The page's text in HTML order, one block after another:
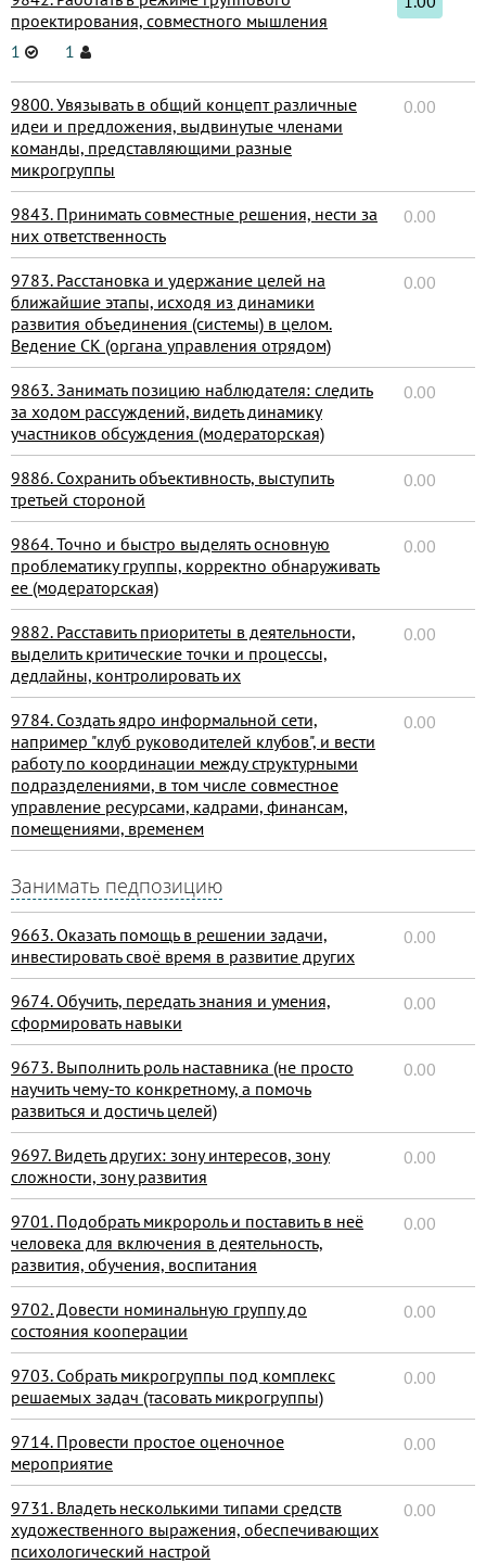
проектирования, совместного мышления
1
1
9800. Увязывать в общий концепт различные
идеи и предложения, выдвинутые членами
команды, представляющими разные
микрогруппы
0.00
9843. Принимать совместные решения, нести за
них ответственность
0.00
9783. Расстановка и удержание целей на
ближайшие этапы, исходя из динамики
развития объединения (системы) в целом.
Ведение СК (органа управления отрядом)
0.00
9863. Занимать позицию наблюдателя: следить
за ходом рассуждений, видеть динамику
участников обсуждения (модераторская)
0.00
9886. Сохранить объективность, выступить
третьей стороной
0.00
9864. Точно и быстро выделять основную
проблематику группы, корректно обнаруживать
ее (модераторская)
0.00
9882. Расставить приоритеты в деятельности,
выделить критические точки и процессы,
дедлайны, контролировать их
0.00
9784. Создать ядро информальной сети,
например "клуб руководителей клубов", и вести
работу по координации между структурными
подразделениями, в том числе совместное
управление ресурсами, кадрами, финансам,
помещениями, временем
0.00
Занимать педпозицию
9663. Оказать помощь в решении задачи,
инвестировать своё время в развитие других
0.00
9674. Обучить, передать знания и умения,
сформировать навыки
0.00
9673. Выполнить роль наставника (не просто
научить чему-то конкретному, а помочь
развиться и достичь целей)
0.00
9697. Видеть других: зону интересов, зону
сложности, зону развития
0.00
9701. Подобрать микророль и поставить в неё
человека для включения в деятельность,
развития, обучения, воспитания
0.00
9702. Довести номинальную группу до
состояния кооперации
0.00
9703. Собрать микрогруппы под комплекс
решаемых задач (тасовать микрогруппы)
0.00
9714. Провести простое оценочное
мероприятие
0.00
9731. Владеть несколькими типами средств
художественного выражения, обеспечивающих
психологический настрой
0.00